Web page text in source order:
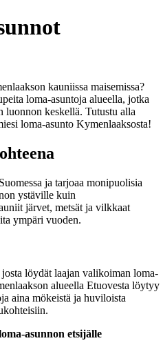
kauniissa maisemissa?
loma-asuntoja alueella, jotka
luonnon keskellä. Tutustu alla
loma-asunto Kymenlaaksosta!
ja tarjoaa monipuolisia
ystäville kuin
järvet, metsät ja vilkkaat
ympäri vuoden.
löydät laajan valikoiman loma-
alueella Etuovesta löytyy
aina mökeistä ja huviloista
asunnon etsijälle